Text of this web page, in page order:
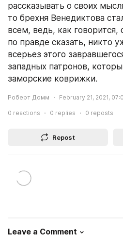
рассказывать о своих
то брехня Венедиктова
всем, ведь, как говорится,
по правде сказать, никто
всерьез этого
западных патронов,
заморские коврижки.
Роберт Домм February 21, 2021,
0 reactions 0 replies 0 reposts
Repost
Leave a Comment